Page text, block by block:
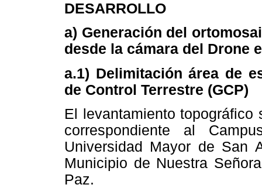
DESARROLLO
a) Generación del
desde la cámara del Drone
a.1) Delimitación área de
de Control Terrestre (GCP)
El levantamiento
correspondiente al
Universidad Mayor de San
Municipio de Nuestra
Paz.